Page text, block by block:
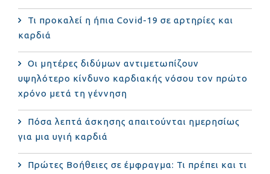
Τι προκαλεί η ήπια Covid-19 σε αρτηρίες και
καρδιά
Οι μητέρες διδύμων αντιμετωπίζουν
υψηλότερο κίνδυνο καρδιακής νόσου τον πρώτο
χρόνο μετά τη γέννηση
Πόσα λεπτά άσκησης απαιτούνται ημερησίως
για μια υγιή καρδιά
Πρώτες Βοήθειες σε έμφραγμα: Τι πρέπει και τι